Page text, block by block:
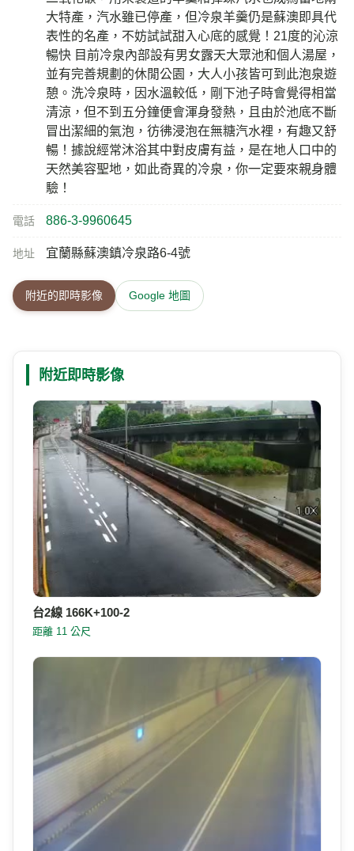
大特產，汽水雖已停產，但冷泉羊羹仍是蘇澳即具代
表性的名產，不妨試試甜入心底的感覺！21度的沁涼
暢快 目前冷泉內部設有男女露天大眾池和個人湯屋，
並有完善規劃的休閒公園，大人小孩皆可到此泡泉遊
憩。洗冷泉時，因水溫較低，剛下池子時會覺得相當
清涼，但不到五分鐘便會渾身發熱，且由於池底不斷
冒出潔細的氣泡，彷彿浸泡在無糖汽水裡，有趣又舒
暢！據說經常沐浴其中對皮膚有益，是在地人口中的
天然美容聖地，如此奇異的冷泉，你一定要來親身體
驗！
電話 886-3-9960645
地址 宜蘭縣蘇澳鎮冷泉路6-4號
附近的即時影像 Google 地圖
附近即時影像
台2線 166K+100-2
距離 11 公尺